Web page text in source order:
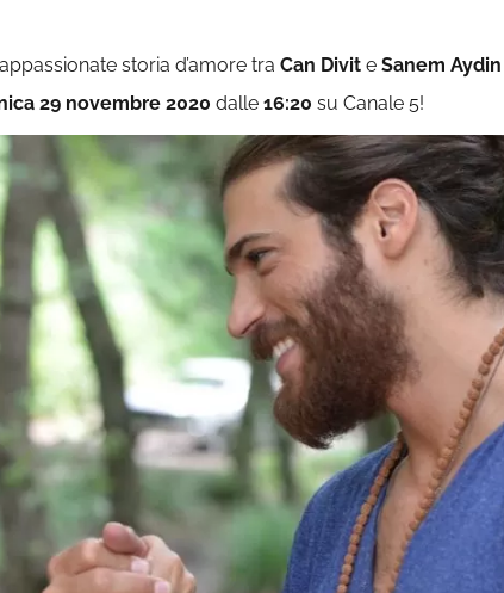
storia d’amore tra Can Divit e Sanem Aydin
29 novembre 2020 dalle 16:20 su Canale 5!